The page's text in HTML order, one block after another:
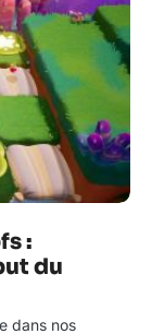
:
du
dans nos